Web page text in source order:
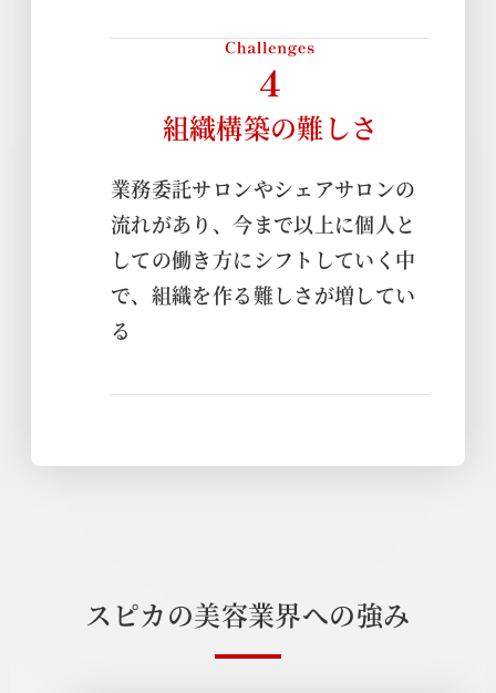
組織構築の難しさ
業務委託サロンやシェアサロンの
流れがあり、今まで以上に個人と
しての働き方にシフトしていく中
で、組織を作る難しさが増してい
る
ス ピカの美容業界への強み